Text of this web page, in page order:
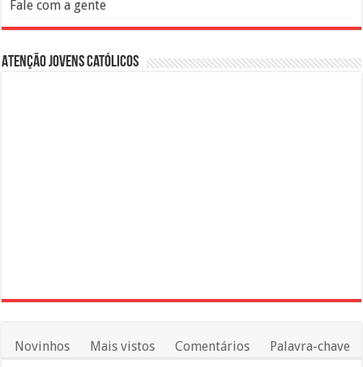
Fale com a gente
Atenção Jovens Católicos
Novinhos Mais vistos Comentários Palavra-chave